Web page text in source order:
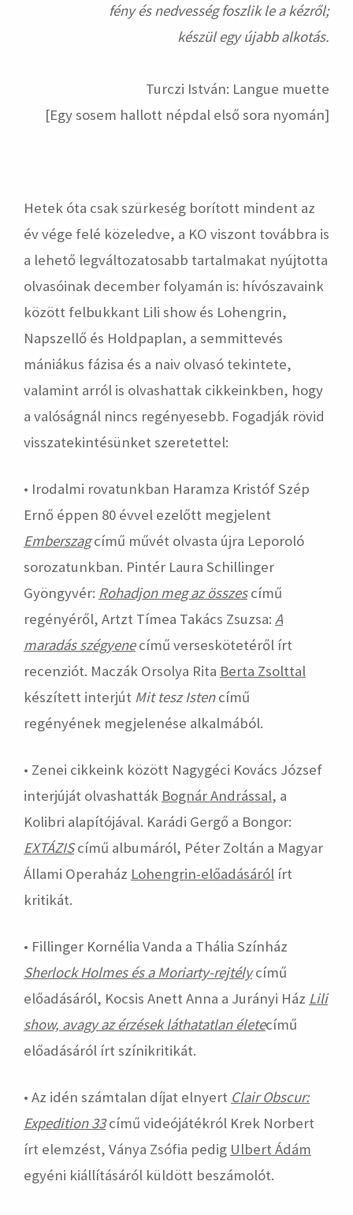
fény és nedvesség foszlik le a kézről;
készül egy újabb alkotás.
Turczi István: Langue muette
[Egy sosem hallott népdal első sora nyomán]
Hetek óta csak szürkeség borított mindent az
év vége felé közeledve, a KO viszont továbbra is
a lehető legváltozatosabb tartalmakat nyújtotta
olvasóinak december folyamán is: hívószavaink
között felbukkant Lili show és Lohengrin,
Napszellő és Holdpaplan, a semmittevés
mániákus fázisa és a naiv olvasó tekintete,
valamint arról is olvashattak cikkeinkben, hogy
a valóságnál nincs regényesebb. Fogadják rövid
visszatekintésünket szeretettel:
• Irodalmi rovatunkban Haramza Kristóf Szép
Ernő éppen 80 évvel ezelőtt megjelent
Emberszagcímű művét olvasta újra Leporoló
sorozatunkban. Pintér Laura Schillinger
Gyöngyvér: Rohadjon meg az összescímű
regényéről, Artzt Tímea Takács Zsuzsa: A
maradás szégyenecímű verseskötetéről írt
recenziót. Maczák Orsolya Rita Berta Zsolttal
készített interjút Mit tesz Istencímű
regényének megjelenése alkalmából.
• Zenei cikkeink között Nagygéci Kovács József
interjúját olvashatták Bognár Andrással, a
Kolibri alapítójával. Karádi Gergő a Bongor:
EXTÁZIScímű albumáról, Péter Zoltán a Magyar
Állami Operaház Lohengrin-előadásáról írt
kritikát.
• Fillinger Kornélia Vanda a Thália Színház
Sherlock Holmes és a Moriarty-rejtélycímű
előadásáról, Kocsis Anett Anna a Jurányi Ház Lili
show, avagy az érzések láthatatlan életecímű
előadásáról írt színikritikát.
• Az idén számtalan díjat elnyert Clair Obscur:
Expedition 33című videójátékról Krek Norbert
írt elemzést, Ványa Zsófia pedig Ulbert Ádám
egyéni kiállításáról küldött beszámolót.